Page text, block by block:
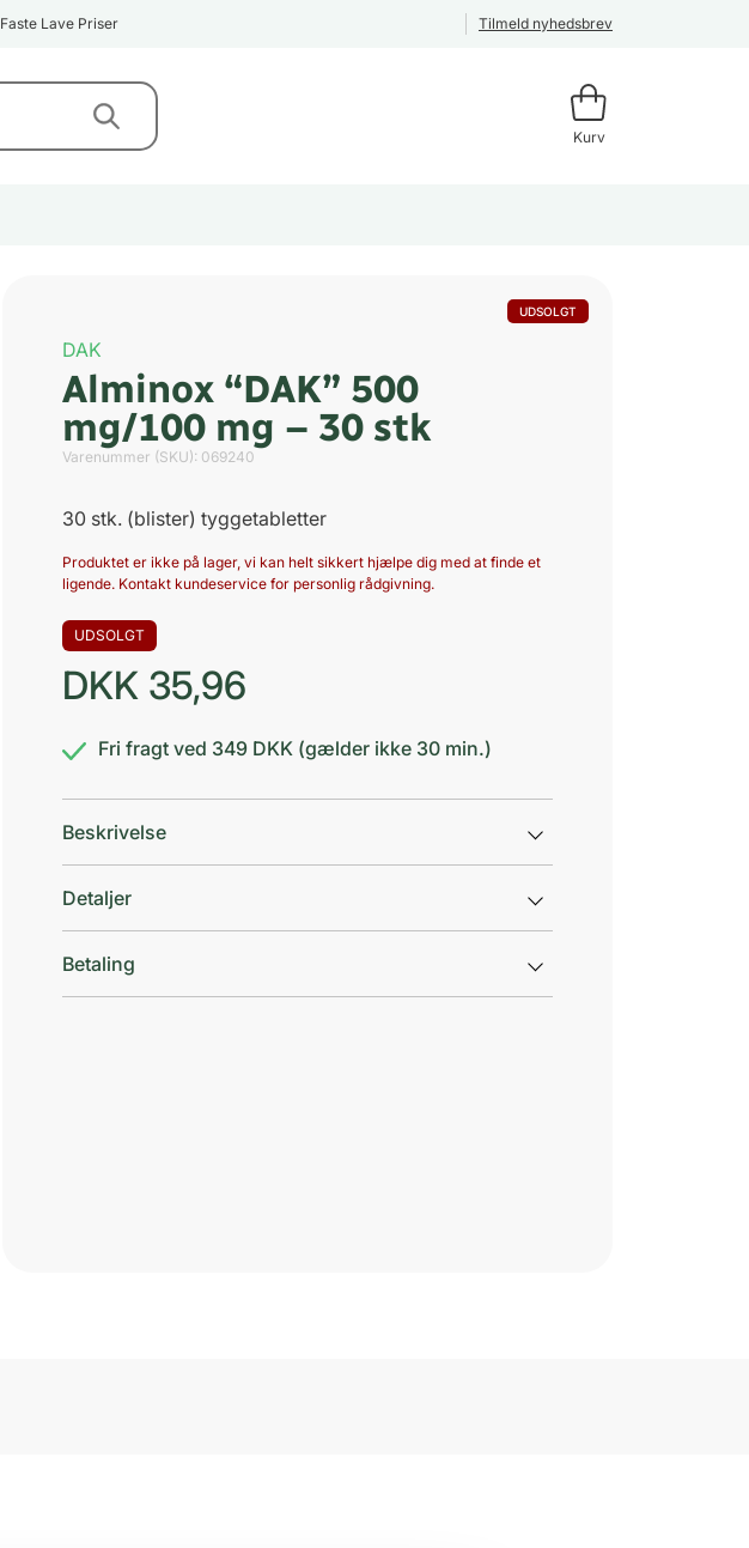
Faste Lave Priser Tilmeld nyhedsbrev
Kurv
UDSOLGT
DAK
Alminox “DAK” 500
mg/100 mg – 30 stk
Varenummer (SKU): 069240
30 stk. (blister) tyggetabletter
Produktet er ikke på lager, vi kan helt sikkert hjælpe dig med at finde et
ligende. Kontakt kundeservice for personlig rådgivning.
UDSOLGT
DKK 35,96
Fri fragt ved 349 DKK (gælder ikke 30 min.)
Beskrivelse
Detaljer
Betaling